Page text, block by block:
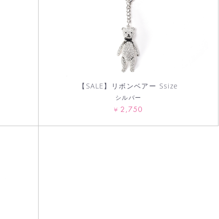
【SALE】リボンベアー Ssize
シルバー
¥ 2,750